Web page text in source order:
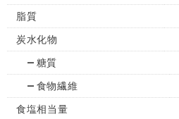
脂質
炭水化物
糖質
食物繊維
食塩相当量